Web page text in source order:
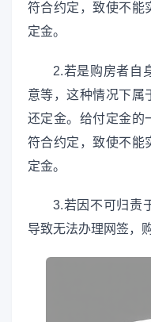
符合约定，致使不能
定金。
2.若是购房者自
意等，这种情况下属
还定金。给付定金的
符合约定，致使不能
定金。
3.若因不可归责
导致无法办理网签，